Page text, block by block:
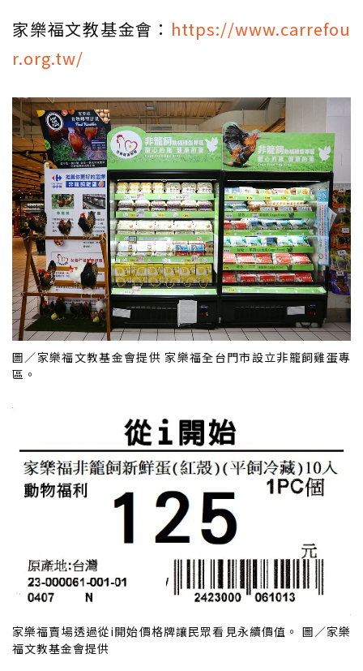
家樂福文教基金會： https://www.carrefou
r.org.tw/
圖／家樂福文教基金會提供 家樂福全台門市設立非籠飼雞蛋專
區。
家樂福賣場透過從i開始價格牌讓民眾看見永續價值。 圖／家樂
福文教基金會提供